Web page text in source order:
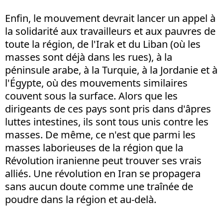
Enfin, le mouvement devrait lancer un appel à
la solidarité aux travailleurs et aux pauvres de
toute la région, de l'Irak et du Liban (où les
masses sont déjà dans les rues), à la
péninsule arabe, à la Turquie, à la Jordanie et à
l'Égypte, où des mouvements similaires
couvent sous la surface. Alors que les
dirigeants de ces pays sont pris dans d'âpres
luttes intestines, ils sont tous unis contre les
masses. De même, ce n'est que parmi les
masses laborieuses de la région que la
Révolution iranienne peut trouver ses vrais
alliés. Une révolution en Iran se propagera
sans aucun doute comme une traînée de
poudre dans la région et au-delà.